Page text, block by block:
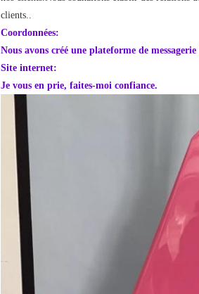
clients..
Coordonnées:
Nous avons créé une plateforme de
Site internet:
Je vous en prie, faites-moi confiance.